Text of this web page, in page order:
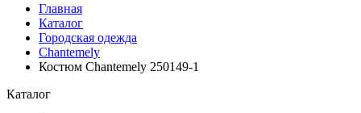
Главная
Каталог
Городская одежда
Chantemely
Костюм Chantemely 250149-1
Каталог